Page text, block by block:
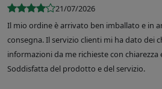
21/07/2026
Il mio ordine è arrivato ben imballato e in
consegna. Il servizio clienti mi ha dato dei
informazioni da me richieste con chiarezza
Soddisfatta del prodotto e del servizio.